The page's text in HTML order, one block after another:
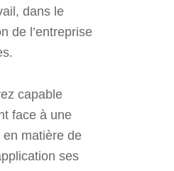
dans le
de l’entreprise
capable
face à une
en matière de
ses